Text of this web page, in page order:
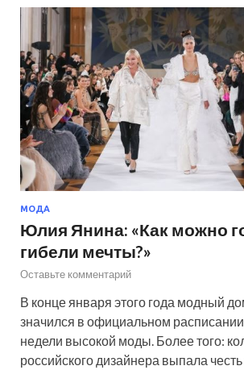
МОДА
Юлия Янина: «Как можно
гибели мечты?»
Оставьте комментарий
В конце января этого года модный
значился в официальном
недели высокой моды. Более того:
российского дизайнера выпала